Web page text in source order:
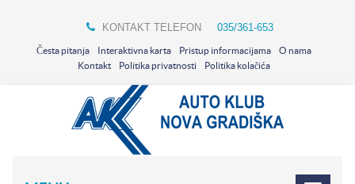
KONTAKT TELEFON 035/361-653
Česta pitanja Interaktivna karta Pristup informacijama
O nama
Kontakt
Politika privatnosti Politika kolačića